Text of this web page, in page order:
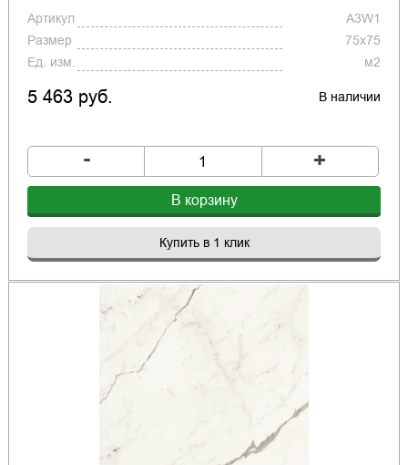
Артикул
A3W1
Размер
75x75
Ед. изм.
м2
5 463 руб. В наличии
- +
В корзину
Купить в 1 клик